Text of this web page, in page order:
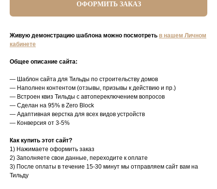
ОФОРМИТЬ ЗАКАЗ
Живую демонстрацию шаблона можно посмотреть в нашем Личном
кабинете
Общее описание сайта:
— Шаблон сайта для Тильды по строительству домов
— Наполнен контентом (отзывы, призывы к действию и пр.)
— Встроен квиз Тильды с автопереключением вопросов
— Сделан на 95% в Zero Block
— Адаптивная верстка для всех видов устройств
— Конверсия от 3-5%
Как купить этот сайт?
1) Нажимаете оформить заказ
2) Заполняете свои данные, переходите к оплате
3) После оплаты в течение 15-30 минут мы отправляем сайт вам на
Тильду